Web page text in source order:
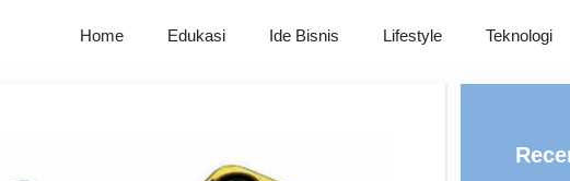
Home Edukasi Ide Bisnis Lifestyle Teknologi